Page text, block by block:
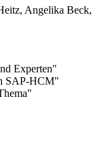
Angelika Beck,
Experten"
SAP-HCM"